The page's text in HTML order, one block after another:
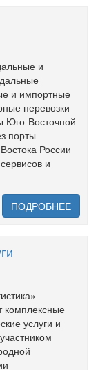
и
и импортные
перевозки
Юго-Восточной
порты
России
и
ПОДРОБНЕЕ
комплексные
услуги и